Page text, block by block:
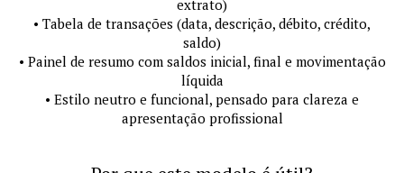
extrato)
• Tabela de transações (data, descrição, débito, crédito,
saldo)
• Painel de resumo com saldos inicial, final e movimentação
líquida
• Estilo neutro e funcional, pensado para clareza e
apresentação profissional